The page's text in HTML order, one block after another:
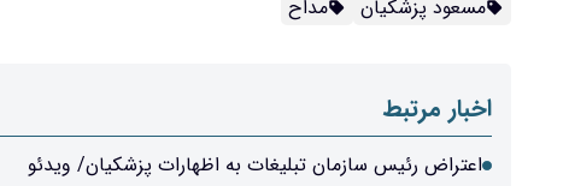
مسعود پزشکیان مداح
اخبار مرتبط
اعتراض رئیس سازمان تبلیغات به اظهارات پزشکیان/ ویدئو